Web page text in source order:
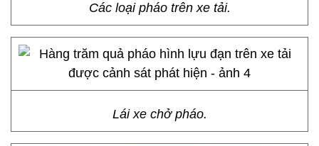
Các loại pháo trên xe tải.
Lái xe chở pháo.